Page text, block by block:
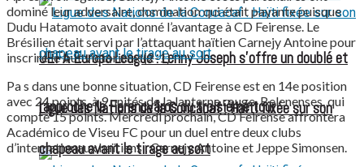
UEFA Europa League : Lenny Joseph s’offre un doublé et
rapproche le Ferencváros du troisième tour
Ligue des Nations de la Concacaf : Haïti fixée sur son
chapeau avant le tirage au sort
dominé leur adversaire, domination qui était payante puisque
Dudu Hatamoto avait donné l’avantage à CD Feirense. Le
Brésilien était servi par l’attaquant haïtien Carnejy Antoine pour
inscrire le but victorieux (2-1).
Pa s dans une bonne situation, CD Feirense est en 14e position
avec 24 points, à 9 unités de la lanterne rouge, Belenenses, qui
compte 15 points. Mercredi prochain, CD Feirense affrontera
Académico de Viseu FC pour un duel entre deux clubs
d’internationaux haïtiens : Carnejy Antoine et Jeppe Simonsen.